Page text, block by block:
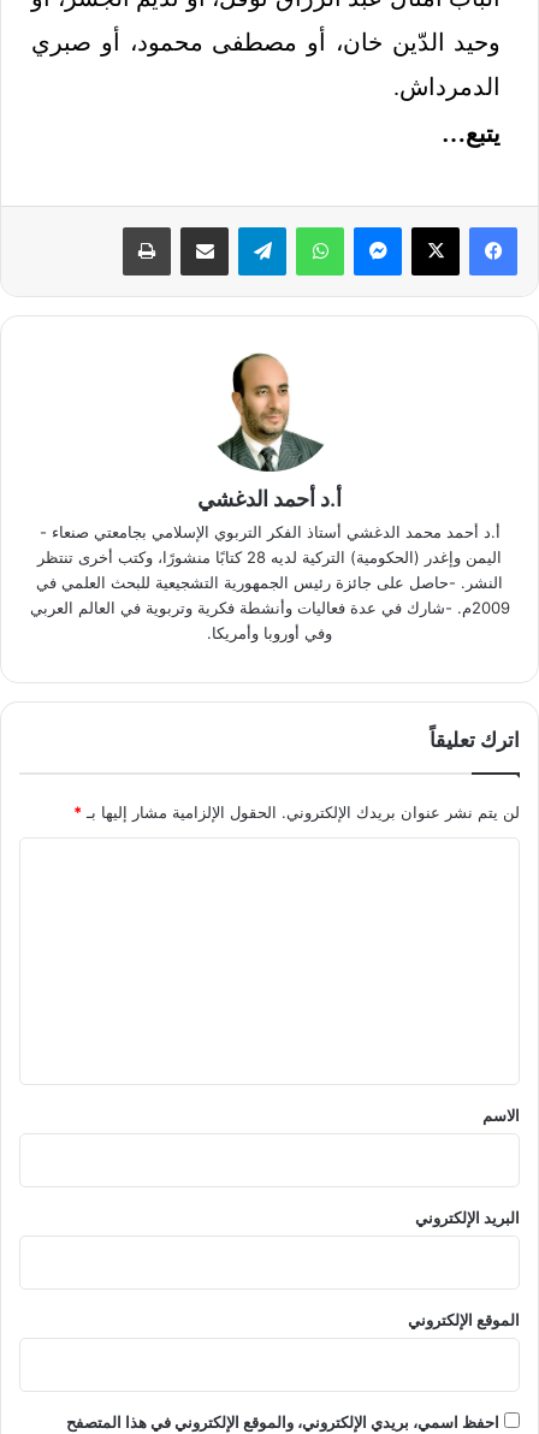
وحيد الدّين خان، أو مصطفى محمود، أو صبري
الدمرداش.
يتبع…
أ.د أحمد الدغشي
أ.د أحمد محمد الدغشي أستاذ الفكر التربوي الإسلامي بجامعتي صنعاء -
اليمن وإغدر (الحكومية) التركية لديه 28 كتابًا منشورًا، وكتب أخرى تنتظر
النشر. -حاصل على جائزة رئيس الجمهورية التشجيعية للبحث العلمي في
2009م. -شارك في عدة فعاليات وأنشطة فكرية وتربوية في العالم العربي
وفي أوروبا وأمريكا.
اترك تعليقاً
لن يتم نشر عنوان بريدك الإلكتروني. الحقول الإلزامية مشار إليها بـ *
*
الاسم
البريد الإلكتروني
الموقع الإلكتروني
احفظ اسمي، بريدي الإلكتروني، والموقع الإلكتروني في هذا المتصفح